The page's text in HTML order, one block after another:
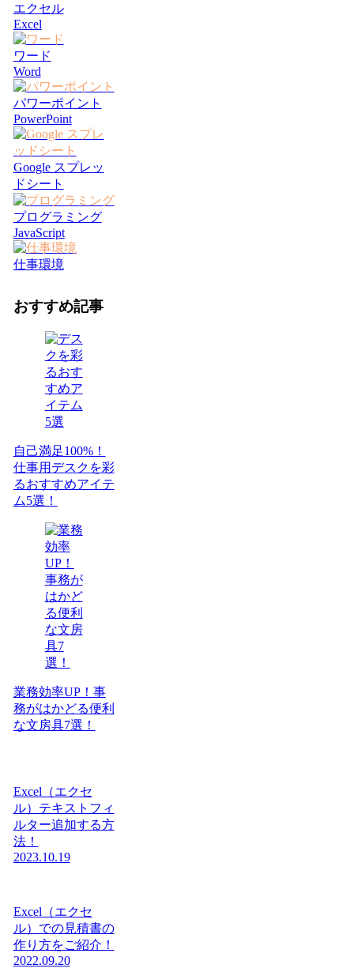
エクセル
Excel
ワード
Word
パワーポイント
PowerPoint
Google スプレッ
ドシート
プログラミング
JavaScript
仕事環境
おすすめ記事
自己満足100%！
仕事用デスクを彩
るおすすめアイテ
ム5選！
業務効率UP！事
務がはかどる便利
な文房具7選！
Excel（エクセ
ル）テキストフィ
ルター追加する方
法！
2023.10.19
Excel（エクセ
ル）での見積書の
作り方をご紹介！
2022.09.20